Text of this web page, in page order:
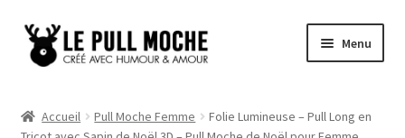
Aller
Aller
au
Menu
Accueil Pull Moche Femme
Folie Lumineuse – Pull Long en